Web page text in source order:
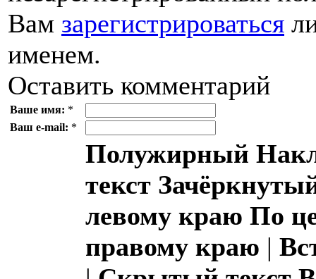
Вам зарегистрироваться
именем.
Оставить комментарий
Ваше имя: *
Ваш e-mail: *
Полужирный
текст
левому краю По
правому краю |